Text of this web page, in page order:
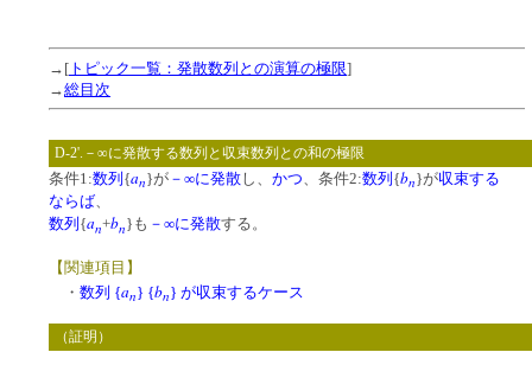
→[ トピック一覧：発散数列との演算の極限]
→総目次
D-2'.－∞に発散する数列と収束数列との和の極限
条件1:数列{an}が －∞に発散し、 かつ 、条件2:数列{bn}が収束する
ならば、
数列 {an+bn}も －∞に発散する。
【関連項目】
・ 数列 {an} {bn} が収束するケース
（証明）